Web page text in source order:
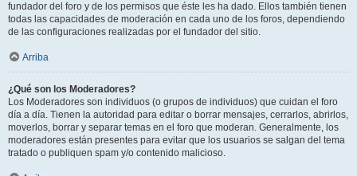
fundador del foro y de los permisos que éste les ha dado. Ellos también tienen
todas las capacidades de moderación en cada uno de los foros, dependiendo
de las configuraciones realizadas por el fundador del sitio.
Arriba
¿Qué son los Moderadores?
Los Moderadores son individuos (o grupos de individuos) que cuidan el foro
día a día. Tienen la autoridad para editar o borrar mensajes, cerrarlos, abrirlos,
moverlos, borrar y separar temas en el foro que moderan. Generalmente, los
moderadores están presentes para evitar que los usuarios se salgan del tema
tratado o publiquen spam y/o contenido malicioso.